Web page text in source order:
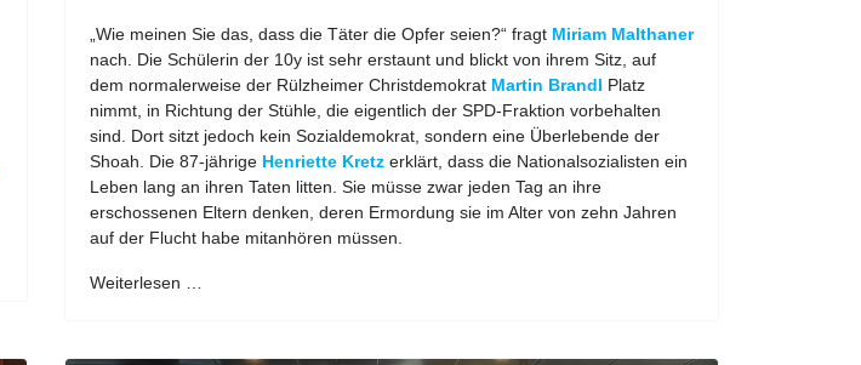
„Wie meinen Sie das, dass die Täter die Opfer seien?“ fragt Miriam Malthaner
nach. Die Schülerin der 10y ist sehr erstaunt und blickt von ihrem Sitz, auf
dem normalerweise der Rülzheimer Christdemokrat Martin Brandl Platz
nimmt, in Richtung der Stühle, die eigentlich der SPD-Fraktion vorbehalten
sind. Dort sitzt jedoch kein Sozialdemokrat, sondern eine Überlebende der
Shoah. Die 87-jährige Henriette Kretz erklärt, dass die Nationalsozialisten ein
Leben lang an ihren Taten litten. Sie müsse zwar jeden Tag an ihre
erschossenen Eltern denken, deren Ermordung sie im Alter von zehn Jahren
auf der Flucht habe mitanhören müssen.
Weiterlesen …